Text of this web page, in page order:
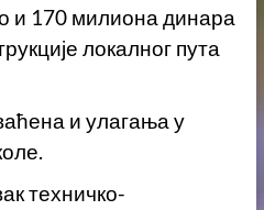
и 170 милиона динара
локалног пута
и улагања у
техничко-